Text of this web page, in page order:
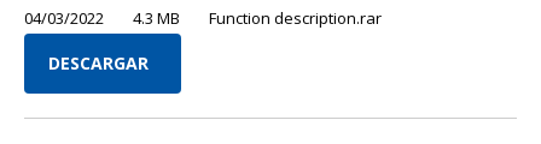
04/03/2022 4.3 MB Function description.rar
DESCARGAR